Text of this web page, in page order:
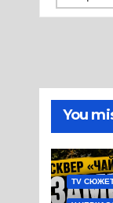
You
TV